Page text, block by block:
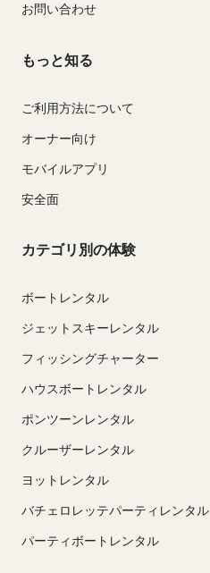
お問い合わせ
もっと知る
ご利用方法について
オーナー向け
モバイルアプリ
安全面
カテゴリ別の体験
ボートレンタル
ジェットスキーレンタル
フィッシングチャーター
ハウスボートレンタル
ポンツーンレンタル
クルーザーレンタル
ヨットレンタル
バチェロレッテパーティレンタル
パーティボートレンタル